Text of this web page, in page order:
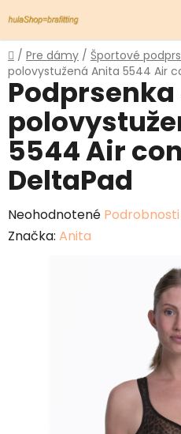
na
obsah
Domov
/ Pre dámy / Športové
polovystužená Anita 5544 Air
5544 Air
DeltaPad
Priemerné
hodnotenie
Neohodnotené
Značka: Anita